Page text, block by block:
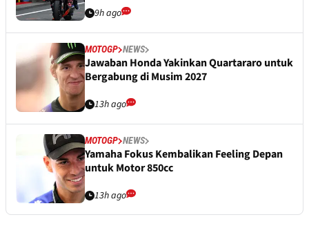
9h ago
MOTOGP NEWS
Jawaban Honda Yakinkan Quartararo untuk
Bergabung di Musim 2027
13h ago
MOTOGP NEWS
Yamaha Fokus Kembalikan Feeling Depan
untuk Motor 850cc
13h ago